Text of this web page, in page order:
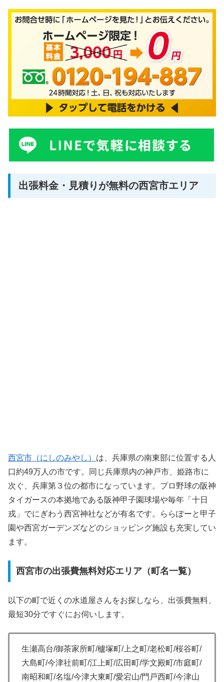
出張料金・見積りが無料の西宮市エリア
西宮市（にしのみやし） は、兵庫県の南東部に位置する人
口約49万人の市です。同じ兵庫県内の神戸市、姫路市に
次ぐ、兵庫第３位の都市になっています。プロ野球の阪神
タイガースの本拠地である阪神甲子園球場や毎年「十日
戎」でにぎわう西宮神社などが有名です。ららぽーと甲子
園や西宮ガーデンズなどのショッピング施設も充実してい
ます。
西宮市の出張費無料対応エリア（町名一覧）
以下の町で近くの水道屋さんをお探しなら、出張費無料、
最短30分ですぐにお伺いします。
生瀬高台/御茶家所町/櫨塚町/上之町/老松町/桜谷町/
大島町/今津社前町/江上町/広田町/学文殿町/市庭町/
南昭和町/名塩/今津大東町/愛宕山/門戸西町/今津山